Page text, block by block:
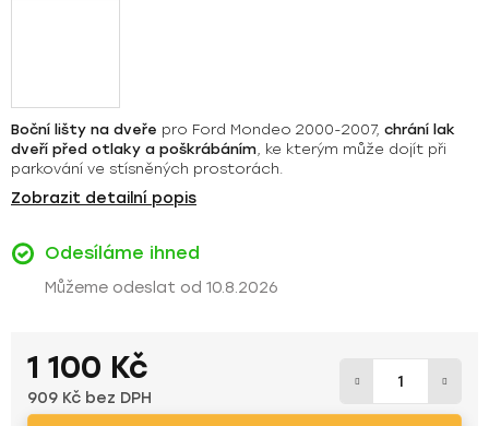
Boční lišty na dveře pro Ford Mondeo 2000-2007, chrání lak
dveří před otlaky a poškrábáním, ke kterým může dojít při
parkování ve stísněných prostorách.
Zobrazit detailní popis
Odesíláme ihned
10.8.2026
1 100 Kč
909 Kč bez DPH